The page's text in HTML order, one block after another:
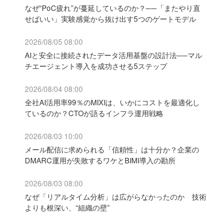
なぜ“PoC疲れ”が蔓延しているのか？──「またやり直
せばいい」実験感覚から抜け出す5つのゲートモデル
2026/08/05 08:00
AIと安全に接続されたデータ活用基盤の設計法──マル
チエージェント導入を成功させる5ステップ
2026/08/04 08:00
全社AI活用率99％のMIXIは、いかにコストを最適化し
ているのか？CTOが語るインフラ運用戦略
2026/08/03 10:00
メール配信に求められる「信頼性」は十分か？企業の
DMARC運用が失敗するワケとBIMI導入の勘所
2026/08/03 08:00
なぜ「リアルタイム分析」は広がらなかったのか 技術
よりも根深い、“組織の壁”